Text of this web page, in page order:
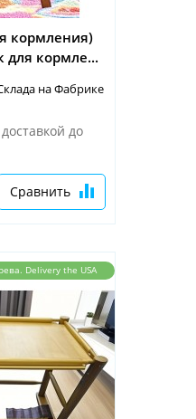
кормления)
для кормле...
на Фабрике
до
Сравнить
Delivery the USA